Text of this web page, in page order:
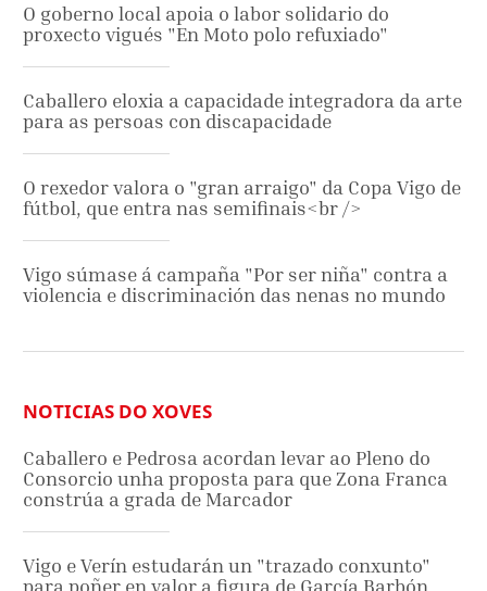
O goberno local apoia o labor solidario do
proxecto vigués "En Moto polo refuxiado"
Caballero eloxia a capacidade integradora da arte
para as persoas con discapacidade
O rexedor valora o "gran arraigo" da Copa Vigo de
fútbol, que entra nas semifinais<br />
Vigo súmase á campaña "Por ser niña" contra a
violencia e discriminación das nenas no mundo
NOTICIAS DO XOVES
Caballero e Pedrosa acordan levar ao Pleno do
Consorcio unha proposta para que Zona Franca
constrúa a grada de Marcador
Vigo e Verín estudarán un "trazado conxunto"
para poñer en valor a figura de García Barbón